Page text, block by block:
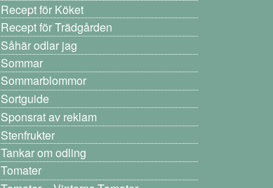
Recept för Köket
Recept för Trädgården
Såhär odlar jag
Sommar
Sommarblommor
Sortguide
Sponsrat av reklam
Stenfrukter
Tankar om odling
Tomater